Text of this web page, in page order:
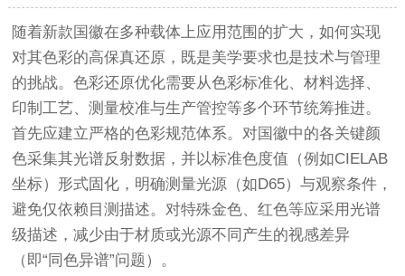
随着新款国徽在多种载体上应用范围的扩大，如何实现
对其色彩的高保真还原，既是美学要求也是技术与管理
的挑战。色彩还原优化需要从色彩标准化、材料选择、
印制工艺、测量校准与生产管控等多个环节统筹推进。
首先应建立严格的色彩规范体系。对国徽中的各关键颜
色采集其光谱反射数据，并以标准色度值（例如CIELAB
坐标）形式固化，明确测量光源（如D65）与观察条件，
避免仅依赖目测描述。对特殊金色、红色等应采用光谱
级描述，减少由于材质或光源不同产生的视感差异
（即“同色异谱”问题）。